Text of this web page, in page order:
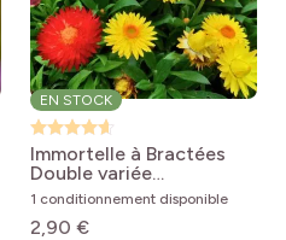
EN STOCK
Immortelle à Bractées
Double variée
Helichrysum bracteatum
monstrosum
1 conditionnement disponible
2,90 €